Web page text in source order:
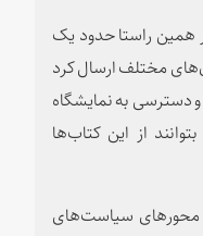
همین راستا حدود یک
استان‌های مختلف ارسال کرد
دسترسی به نمایشگاه
از این کتاب‌ها
محورهای سیاست‌های